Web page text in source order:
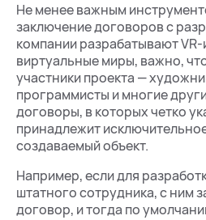
Не менее важным
заключение договоров с
компании разрабатывают
виртуальные миры, важно,
участники проекта —
программисты и многие
договоры, в которых четко
принадлежит
создаваемый объект.
Например, если для
штатного сотрудника, с ним
договор, и тогда по